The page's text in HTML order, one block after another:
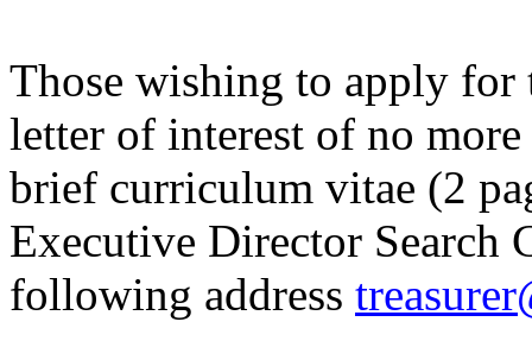
Those wishing to apply for
letter of interest of no
brief curriculum vitae (2
Executive Director Search
following address